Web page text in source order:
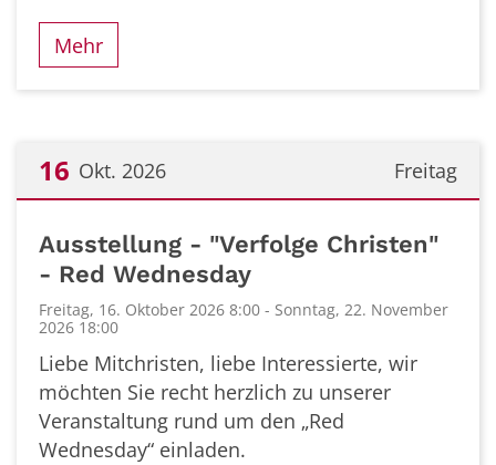
Mehr
Freitag
16 Okt. 2026
Ausstellung - "Verfolge Christen"
- Red Wednesday
Freitag, 16. Oktober 2026 8:00 - Sonntag, 22. November
2026 18:00
Liebe Mitchristen, liebe Interessierte, wir
möchten Sie recht herzlich zu unserer
Veranstaltung rund um den „Red
Wednesday“ einladen.